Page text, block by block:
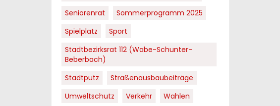
Seniorenrat
Sommerprogramm 2025
Spielplatz
Sport
Stadtbezirksrat 112 (Wabe-Schunter-
Beberbach)
Stadtputz
Straßenausbaubeiträge
Umweltschutz
Verkehr Wahlen